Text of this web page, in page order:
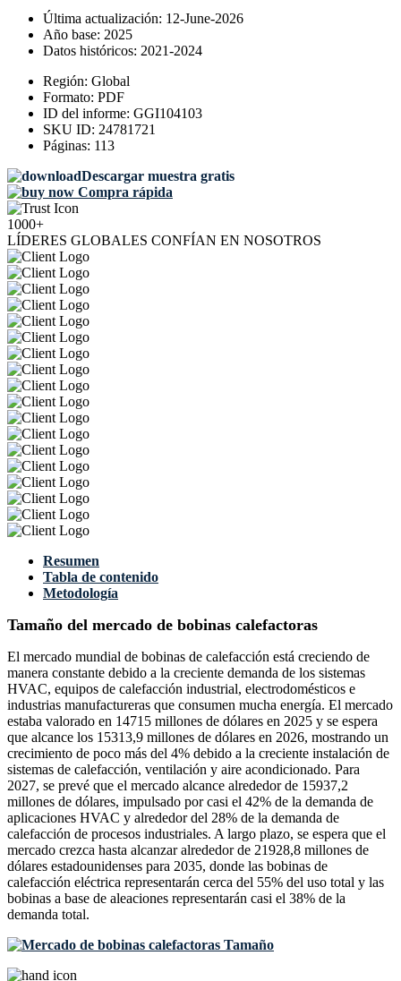
Última actualización: 12-June-2026
Año base: 2025
Datos históricos: 2021-2024
Región: Global
Formato: PDF
ID del informe: GGI104103
SKU ID: 24781721
Páginas: 113
Descargar muestra gratis
Compra rápida
1000+
LÍDERES GLOBALES CONFÍAN EN NOSOTROS
Resumen
Tabla de contenido
Metodología
Tamaño del mercado de bobinas calefactoras
El mercado mundial de bobinas de calefacción está creciendo de
manera constante debido a la creciente demanda de los sistemas
HVAC, equipos de calefacción industrial, electrodomésticos e
industrias manufactureras que consumen mucha energía. El mercado
estaba valorado en 14715 millones de dólares en 2025 y se espera
que alcance los 15313,9 millones de dólares en 2026, mostrando un
crecimiento de poco más del 4% debido a la creciente instalación de
sistemas de calefacción, ventilación y aire acondicionado. Para
2027, se prevé que el mercado alcance alrededor de 15937,2
millones de dólares, impulsado por casi el 42% de la demanda de
aplicaciones HVAC y alrededor del 28% de la demanda de
calefacción de procesos industriales. A largo plazo, se espera que el
mercado crezca hasta alcanzar alrededor de 21928,8 millones de
dólares estadounidenses para 2035, donde las bobinas de
calefacción eléctrica representarán cerca del 55% del uso total y las
bobinas a base de aleaciones representarán casi el 38% de la
demanda total.